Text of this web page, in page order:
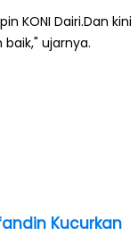
KONI Dairi.Dan kini
ujarnya.
Kucurkan